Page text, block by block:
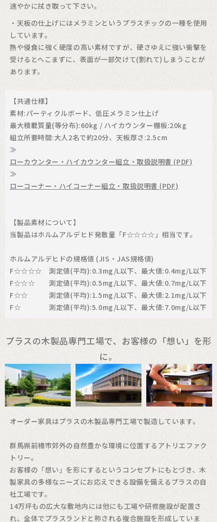
速やかに拭き取って下さい。
・天板の仕上げにはメラミンというプラスチックの一種を使用
しています。
熱や侵食に強く硬度の高い素材ですが、硬さゆえに強い衝撃を
受けるとへこまずに、表面が一部欠けて(割れて)しまうことが
あります。
【共通仕様】
素材:パーティクルボード、低圧メラミン仕上げ
最大積載質量(等分布):60kg / ハイカウンター棚板:20kg
組立所要時間:大人2名で約20分、天板厚さ:2.5cm
≫
ローカウンター・ハイカウンター組立・取扱説明書 (PDF)
≫
ローコーナー・ハイコーナー組立・取扱説明書 (PDF)
【製品素材について】
当製品はホルムアルデヒド発散量「F☆☆☆☆」相当です。
ホルムアルデヒドの規格値 (JIS・JAS規格値)
F☆☆☆☆ 測定値(平均):0.3mg/L以下、最大値:0.4mg/L以下
F☆☆☆ 測定値(平均):0.5mg/L以下、最大値:0.7mg/L以下
F☆☆ 測定値(平均):1.5mg/L以下、最大値:2.1mg/L以下
F☆ 測定値(平均):5.0mg/L以下、最大値:7.0mg/L以下
プラスの木製品専門工場で、お客様の「想い」を形
に。
オーダー家具はプラスの木製品専門工場で製造しています。
群馬県前橋市郊外の自然豊かな環境に位置するアトリエファク
トリー。
お客様の「想い」を形にするというコンセプトにもとづき、木
製家具の多様なニーズにお応えできる設備を備えるプラスの自
社工場です。
14万坪もの広大な敷地内には他にも工場や研修施設が配置さ
れ、全体でプラスランドと称される複合施設を形成していま